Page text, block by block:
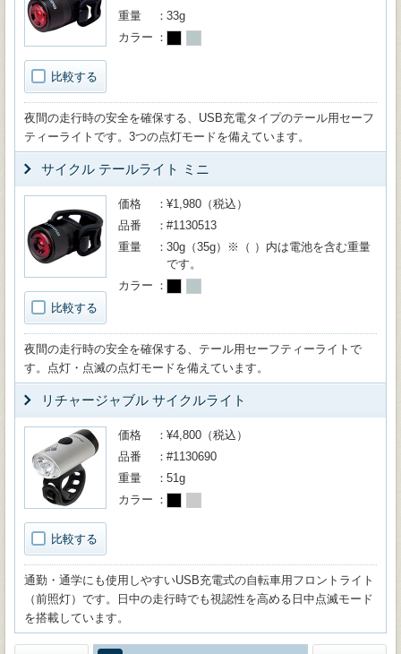
比較する
重量
33g
カラー
夜間の走行時の安全を確保する、USB充電タイプのテール用セーフ
ティーライトです。3つの点灯モードを備えています。
サイクル テールライト ミニ
比較する
価格
¥1,980（税込）
品番
#1130513
重量
30g（35g）※（ ）内は電池を含む重量
です。
カラー
夜間の走行時の安全を確保する、テール用セーフティーライトで
す。点灯・点滅の点灯モードを備えています。
リチャージャブル サイクルライト
比較する
価格
¥4,800（税込）
品番
#1130690
重量
51g
カラー
通勤・通学にも使用しやすいUSB充電式の自転車用フロントライト
（前照灯）です。日中の走行時でも視認性を高める日中点滅モード
を搭載しています。